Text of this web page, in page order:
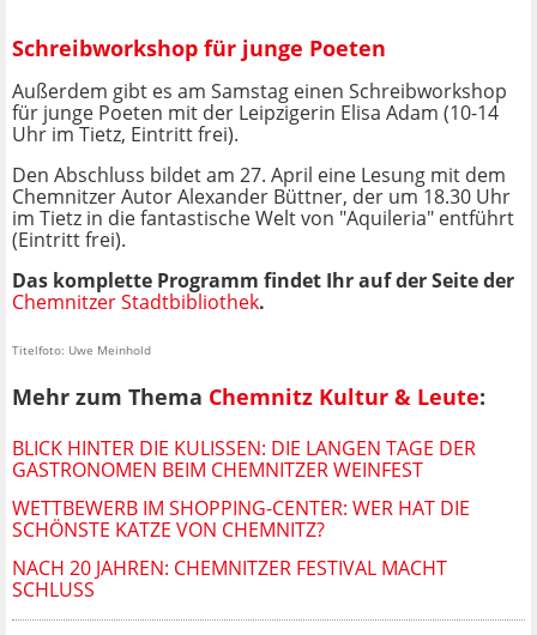
Schreibworkshop für junge Poeten
Außerdem gibt es am Samstag einen Schreibworkshop
für junge Poeten mit der Leipzigerin Elisa Adam (10-14
Uhr im Tietz, Eintritt frei).
Den Abschluss bildet am 27. April eine Lesung mit dem
Chemnitzer Autor Alexander Büttner, der um 18.30 Uhr
im Tietz in die fantastische Welt von "Aquileria" entführt
(Eintritt frei).
Das komplette Programm findet Ihr auf der Seite der
Chemnitzer Stadtbibliothek.
Titelfoto: Uwe Meinhold
Mehr zum Thema Chemnitz Kultur & Leute:
BLICK HINTER DIE KULISSEN: DIE LANGEN TAGE DER
GASTRONOMEN BEIM CHEMNITZER WEINFEST
WETTBEWERB IM SHOPPING-CENTER: WER HAT DIE
SCHÖNSTE KATZE VON CHEMNITZ?
NACH 20 JAHREN: CHEMNITZER FESTIVAL MACHT
SCHLUSS